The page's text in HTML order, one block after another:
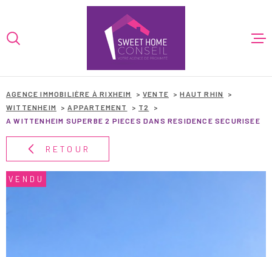
recherche
menu
principal
contenu
VENTES
AGENCE IMMOBILIÈRE À RIXHEIM VENTE
HAUT RHIN
WITTENHEIM
APPARTEMENT
T2
A WITTENHEIM SUPERBE 2 PIECES DANS RESIDENCE SECURISEE
RETOUR
VENDU
VOTRE
RECHERCHE
TYPE
D'OFFRE
ACHETER